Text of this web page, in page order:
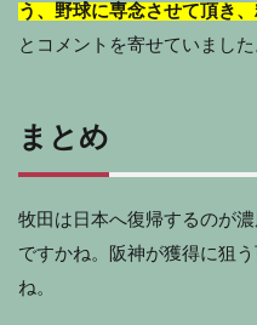
う、野球に専念させて頂き
とコメントを寄せていました
まとめ
牧田は日本へ復帰するのが
ですかね。阪神が獲得に狙
ね。